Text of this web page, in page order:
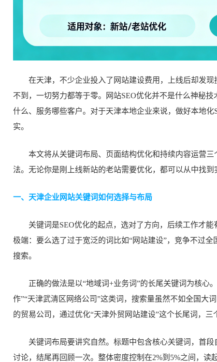
在天津，不少企业投入了网站建设费用，上线后却发
不到，一切努力都等于零。网站SEO优化并不是什么神秘
什么、服务哪些客户。对于天津本地企业来说，做好本地
实。
本文将从关键词布局、页面结构优化和持续内容运营
法。无论你是刚上线新站的老站需要优化，都可以从中找到
一、天津企业网站关键词如何选择与布局
关键词是SEO优化的起点，选对了方向，后续工作才
极端：要么选了过于宽泛的词比如“网站建设”，竞争不过
搜索。
正确的做法是以“地域词+业务词”的长尾关键词为核心
作”“天津武清区网络公司”这类词，搜索量虽然不如全国大
的贸易公司，通过优化“天津外贸网站建设”这个长尾词，
关键词布局要讲究自然。标题中包含核心关键词，首
讨论，结尾再回顾一次。整体密度控制在2%到5%之间，